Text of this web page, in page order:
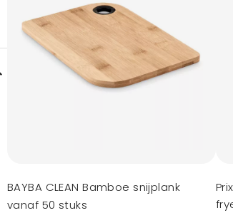
BAYBA CLEAN Bamboe snijplank
vanaf 50 stuks